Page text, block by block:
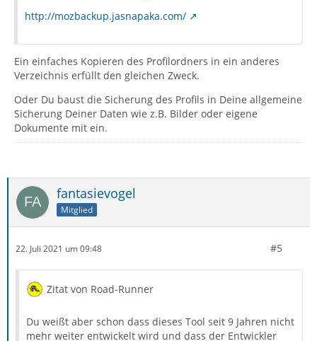
http://mozbackup.jasnapaka.com/
Ein einfaches Kopieren des Profilordners in ein anderes
Verzeichnis erfüllt den gleichen Zweck.
Oder Du baust die Sicherung des Profils in Deine allgemeine
Sicherung Deiner Daten wie z.B. Bilder oder eigene
Dokumente mit ein.
fantasievogel
Mitglied
22. Juli 2021 um 09:48 #5
Zitat von Road-Runner
Du weißt aber schon dass dieses Tool seit 9 Jahren nicht
mehr weiter entwickelt wird und dass der Entwickler